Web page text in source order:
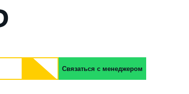
Связаться с менеджером